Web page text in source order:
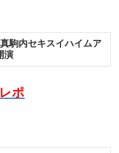
駒内セキスイハイムア
演
ポ